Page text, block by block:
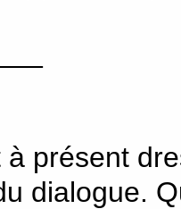
à présent
dialogue.